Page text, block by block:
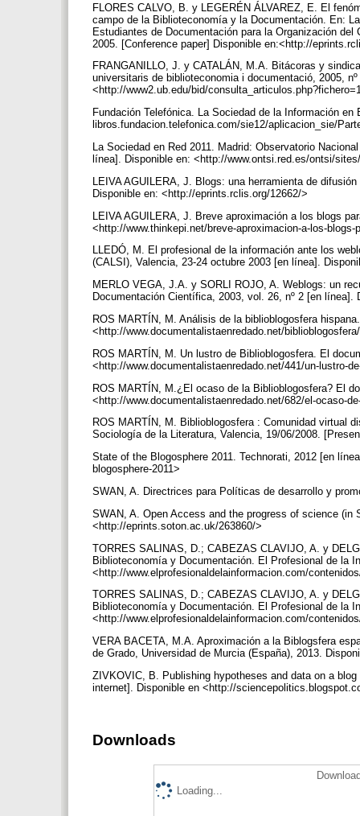
FLORES CALVO, B. y LEGERÉN ÁLVAREZ, E. El
campo de la Biblioteconomía y la Documentación. En:
Estudiantes de Documentación para la Organización
2005. [Conference paper] Disponible en:<http://
FRANGANILLO, J. y CATALÁN, M.A. Bitácoras y
universitaris de biblioteconomia i documentació, 2005,
<http://www2.ub.edu/bid/
Fundación Telefónica. La Sociedad de la Información
libros.fundacion.telefonica.com/sie12/aplicacion_sie/
La Sociedad en Red 2011. Madrid: Observatorio
línea]. Disponible en: <http://www.ontsi.red.es/ontsi/
LEIVA AGUILERA, J. Blogs: una herramienta de
Disponible en: <http://eprints.rclis.org/12662/>
LEIVA AGUILERA, J. Breve aproximación a los blogs
<http://www.thinkepi.net/breve-aproximacion-a-los-
LLEDÓ, M. El profesional de la información ante los
(CALSI), Valencia, 23‐24 octubre 2003 [en línea].
MERLO VEGA, J.A. y SORLI ROJO, A. Weblogs: un
Documentación Científica, 2003, vol. 26, nº 2 [en
ROS MARTÍN, M. Análisis de la biblioblogosfera
<http://www.documentalistaenredado.net/
ROS MARTÍN, M. Un lustro de Biblioblogosfera. El
<http://www.documentalistaenredado.net/441/un-lustro-
ROS MARTÍN, M.¿El ocaso de la Biblioblogosfera? El
<http://www.documentalistaenredado.net/682/el-ocaso-
ROS MARTÍN, M. Biblioblogosfera : Comunidad virtual
Sociología de la Literatura, Valencia, 19/06/2008.
State of the Blogosphere 2011. Technorati, 2012 [en
blogosphere-2011>
SWAN, A. Directrices para Políticas de desarrollo y
SWAN, A. Open Access and the progress of science (in
<http://eprints.soton.ac.uk/263860/>
TORRES SALINAS, D.; CABEZAS CLAVIJO, A. y
Biblioteconomía y Documentación. El Profesional de la
<http://www.elprofesionaldelainformacion.com/
TORRES SALINAS, D.; CABEZAS CLAVIJO, A. y
Biblioteconomía y Documentación. El Profesional de la
<http://www.elprofesionaldelainformacion.com/
VERA BACETA, M.A. Aproximación a la Biblogsfera
de Grado, Universidad de Murcia (España), 2013.
ZIVKOVIC, B. Publishing hypotheses and data on a
internet]. Disponible en <http://
Downloads
Loading...